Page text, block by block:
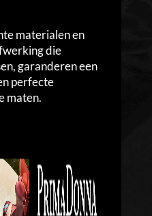
materialen en
die
garanderen een
perfecte
maten.